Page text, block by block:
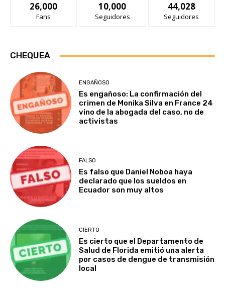
26,000
Fans
10,000
Seguidores
44,028
Seguidores
CHEQUEA
ENGAÑOSO
Es engañoso: La confirmación del
crimen de Monika Silva en France 24
vino de la abogada del caso, no de
activistas
FALSO
Es falso que Daniel Noboa haya
declarado que los sueldos en
Ecuador son muy altos
CIERTO
Es cierto que el Departamento de
Salud de Florida emitió una alerta
por casos de dengue de transmisión
local